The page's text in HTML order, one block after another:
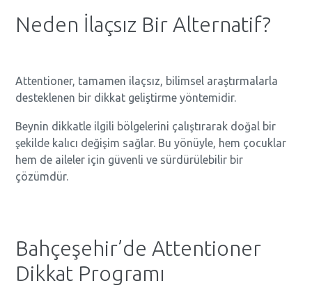
Neden İlaçsız Bir Alternatif?
Attentioner, tamamen ilaçsız, bilimsel araştırmalarla
desteklenen bir dikkat geliştirme yöntemidir.
Beynin dikkatle ilgili bölgelerini çalıştırarak doğal bir
şekilde kalıcı değişim sağlar. Bu yönüyle, hem çocuklar
hem de aileler için güvenli ve sürdürülebilir bir
çözümdür.
Bahçeşehir’de Attentioner
Dikkat Programı